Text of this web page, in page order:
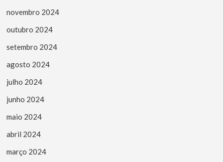
novembro 2024
outubro 2024
setembro 2024
agosto 2024
julho 2024
junho 2024
maio 2024
abril 2024
março 2024